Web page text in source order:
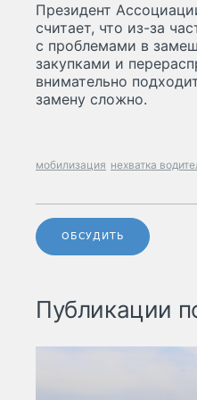
Президент
считает, что из-за
с проблемами в
закупками и
внимательно
замену сложно.
мобилизация нехватка
ОБСУДИТЬ
Публикации